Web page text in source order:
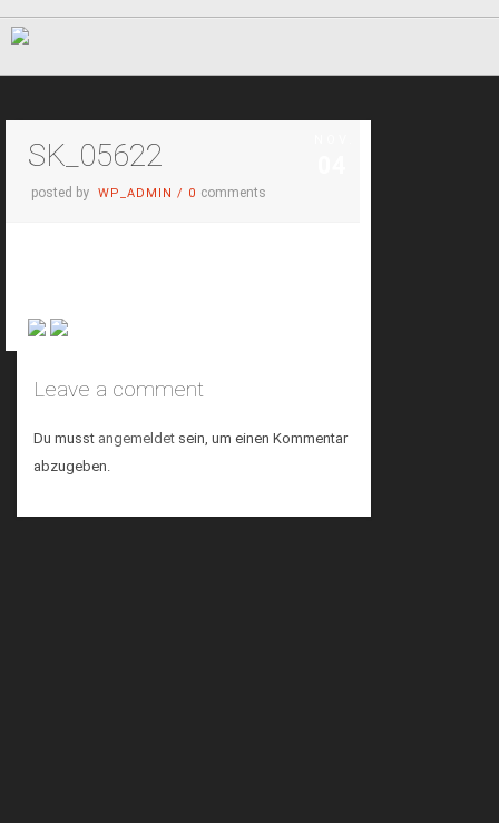
SK_05622
posted by WP_ADMIN / 0 comments
Leave a comment
Du musst angemeldet sein, um einen Kommentar
abzugeben.